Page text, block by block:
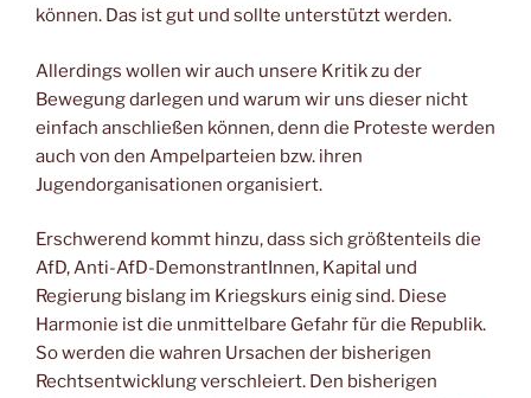
können. Das ist gut und sollte unterstützt werden.
Allerdings wollen wir auch unsere Kritik zu der
Bewegung darlegen und warum wir uns dieser nicht
einfach anschließen können, denn die Proteste werden
auch von den Ampelparteien bzw. ihren
Jugendorganisationen organisiert.
Erschwerend kommt hinzu, dass sich größtenteils die
AfD, Anti-AfD-DemonstrantInnen, Kapital und
Regierung bislang im Kriegskurs einig sind. Diese
Harmonie ist die unmittelbare Gefahr für die Republik.
So werden die wahren Ursachen der bisherigen
Rechtsentwicklung verschleiert. Den bisherigen